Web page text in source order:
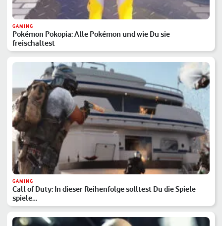
GAMING
Pokémon Pokopia: Alle Pokémon und wie Du sie
freischaltest
GAMING
Call of Duty: In dieser Reihenfolge solltest Du die Spiele
spiele…